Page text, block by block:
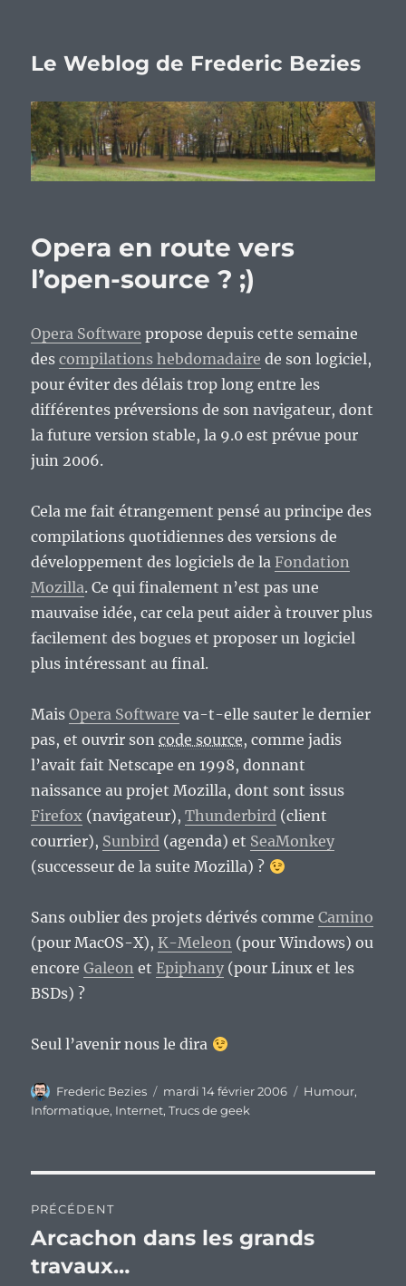
Le Weblog de Frederic Bezies
Opera en route vers
l’open-source ? ;)
Opera Software propose depuis cette semaine
descompilations hebdomadaire de son logiciel,
pour éviter des délais trop long entre les
différentes préversions de son navigateur, dont
la future version stable, la 9.0 est prévue pour
juin 2006.
Cela me fait étrangement pensé au principe des
compilations quotidiennes des versions de
développement des logiciels de laFondation
Mozilla. Ce qui finalement n’est pas une
mauvaise idée, car cela peut aider à trouver plus
facilement des bogues et proposer un logiciel
plus intéressant au final.
MaisOpera Software va-t-elle sauter le dernier
pas, et ouvrir soncode source, comme jadis
l’avait fait Netscape en 1998, donnant
naissance au projet Mozilla, dont sont issus
Firefox (navigateur),Thunderbird (client
courrier), Sunbird (agenda) et SeaMonkey
(successeur de la suite Mozilla) ?
Sans oublier des projets dérivés commeCamino
(pour MacOS-X), K-Meleon (pour Windows) ou
encoreGaleon etEpiphany (pour Linux et les
BSDs) ?
Seul l’avenir nous le dira
Auteur
Frederic Bezies
Publié
le
mardi 14 février 2006 Catégories
Humour,
Informatique, Internet,Trucs de geek
de
l’article
PRÉCÉDENT
Publication
précédente :
Arcachon dans les grands
travaux…